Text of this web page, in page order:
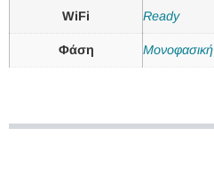
WiFi Ready
Φάση Μονοφασική